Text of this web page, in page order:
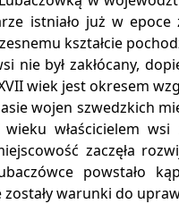
istniało już w
kształcie
nie był zakłócany,
wiek jest okresem
wojen szwedzkich
właścicielem
zaczęła
powstało
warunki do